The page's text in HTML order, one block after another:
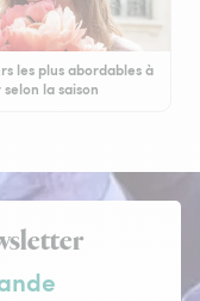
les plus abordables à
la saison